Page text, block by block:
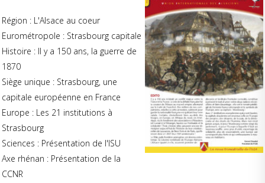
Région : L'Alsace au coeur
Eurométropole : Strasbourg capitale
Histoire : Il y a 150 ans, la guerre de
1870
Siège unique : Strasbourg, une
capitale européenne en France
Europe : Les 21 institutions à
Strasbourg
Sciences : Présentation de l'ISU
Axe rhénan : Présentation de la
CCNR